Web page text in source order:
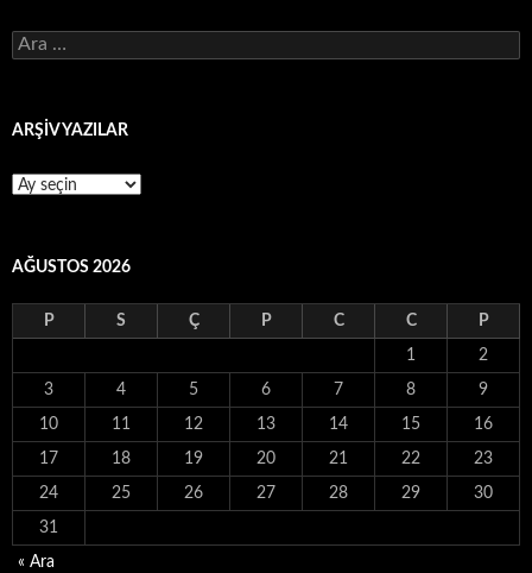
Arama:
ARŞİV YAZILAR
ARŞİV
AĞUSTOS 2026
P S Ç P C C P
1 2
3 4 5 6 7 8 9
10 11 12 13 14 15 16
17 18 19 20 21 22 23
24 25 26 27 28 29 30
31
« Ara